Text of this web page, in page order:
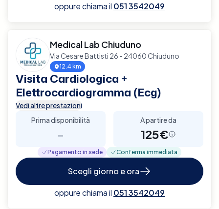
oppure chiama il 051 3542049
Medical Lab Chiuduno
Via Cesare Battisti 26 - 24060 Chiuduno
12.4 km
Visita Cardiologica +
Elettrocardiogramma (Ecg)
Vedi altre prestazioni
Prima disponibilità
-
A partire da
125€
Pagamento in sede Conferma immediata
Scegli giorno e ora
oppure chiama il 051 3542049